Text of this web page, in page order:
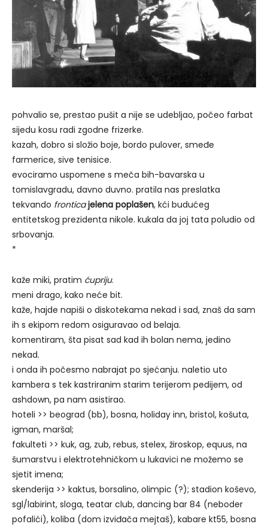
pohvalio se, prestao pušit a nije se udebljao, počeo farbat
sijedu kosu radi zgodne frizerke.
kazah, dobro si složio boje, bordo pulover, smeđe
farmerice, sive tenisice.
evociramo uspomene s meča bih-bavarska u
tomislavgradu, davno duvno. pratila nas preslatka
tekvando frontica jelena poplašen, kći budućeg
entitetskog prezidenta nikole. kukala da joj tata poludio od
srbovanja.
*
kaže miki, pratim ćupriju.
meni drago, kako neće bit.
kaže, hajde napiši o diskotekama nekad i sad, znaš da sam
ih s ekipom redom osiguravao od belaja.
komentiram, šta pisat sad kad ih bolan nema, jedino
nekad.
i onda ih počesmo nabrajat po sjećanju. naletio uto
kambera s tek kastriranim starim terijerom pedijem, od
ashdown, pa nam asistirao.
hoteli >> beograd (bb), bosna, holiday inn, bristol, košuta,
igman, maršal;
fakulteti >> kuk, ag, zub, rebus, stelex, žiroskop, equus, na
šumarstvu i elektrotehničkom u lukavici ne možemo se
sjetit imena;
skenderija >> kaktus, borsalino, olimpic (?); stadion koševo,
sgl/labirint, sloga, teatar club, dancing bar 84 (neboder
pofalići), koliba (dom izviđača mejtaš), kabare kt55, bosna